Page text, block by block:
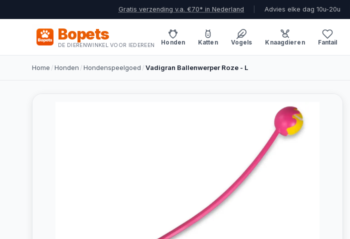
Gratis verzending v.a. €70* in Nederland Advies elke dag 10u-20u
Bopets
DE DIERENWINKEL VOOR IEDEREEN Honden Katten Vogels Knaagdieren Fantail
Home /Honden /Hondenspeelgoed /Vadigran Ballenwerper Roze - L